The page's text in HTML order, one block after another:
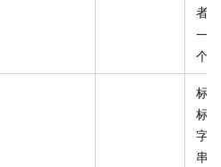
者
一
个
标
标
字
串